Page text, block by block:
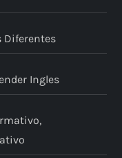
Diferentes
Ingles